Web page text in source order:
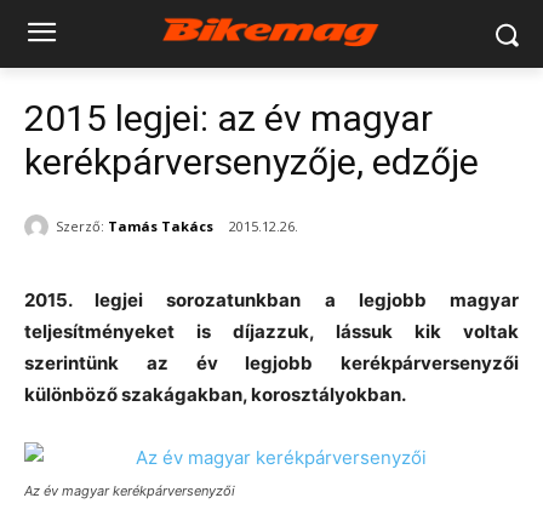
2015 legjei: az év magyar
kerékpárversenyzője, edzője
Szerző: Tamás Takács 2015.12.26.
2015. legjei sorozatunkban a legjobb magyar
teljesítményeket is díjazzuk, lássuk kik voltak
szerintünk az év legjobb kerékpárversenyzői
különböző szakágakban, korosztályokban.
Az év magyar kerékpárversenyzői